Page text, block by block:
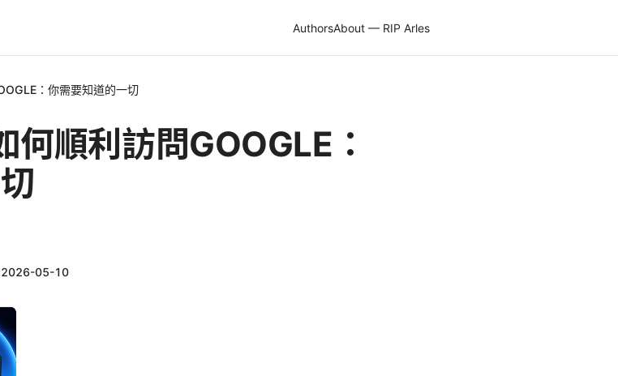
AuthorsAbout — RIP Arles
：你需要知道的一切
順利訪問GOOGLE：
2026-05-10